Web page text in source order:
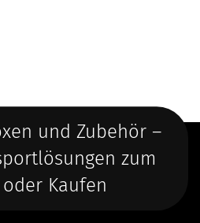
und Zubehör –
zum
Kaufen